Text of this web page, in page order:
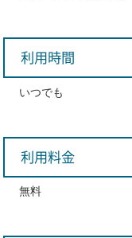
利用時間
いつでも
利用料金
無料